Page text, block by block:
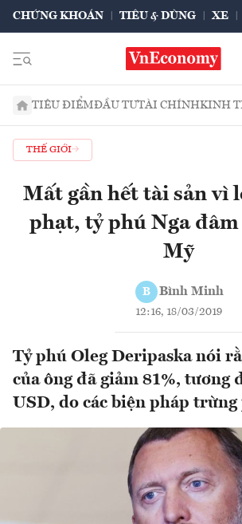
CHỨNG KHOÁN TIÊU & DÙNG XE
TIÊU ĐIỂMĐẦU TƯTÀI CHÍNHKINH
THẾ GIỚI
Mất gần hết tài sản vì
phạt, tỷ phú Nga
Mỹ
B Bình Minh
12:16, 18/03/2019
Tỷ phú Oleg Deripaska nói
của ông đã giảm 81%, tương
USD, do các biện pháp